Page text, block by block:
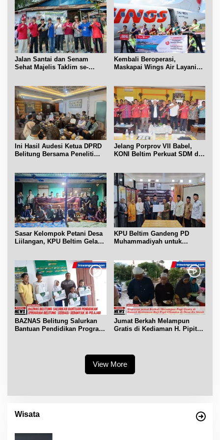
Jalan Santai dan Senam
Sehat Majelis Taklim se-
Kembali Beroperasi,
Maskapai Wings Air Layani
Ini Hasil Audesi Ketua DPRD
Belitung Bersama Peneliti
Jelang Porprov VII Babel,
KONI Beltim Perkuat SDM di
Sasar Kelompok Petani Desa
Liilangan, KPU Beltim Gelar
KPU Beltim Gandeng PD
Muhammadiyah untuk
BAZNAS Belitung Salurkan
Bantuan Pendidikan Program
Jumat Berkah Melampun
Gratis di Kediaman H. Pipit
View More
Wisata